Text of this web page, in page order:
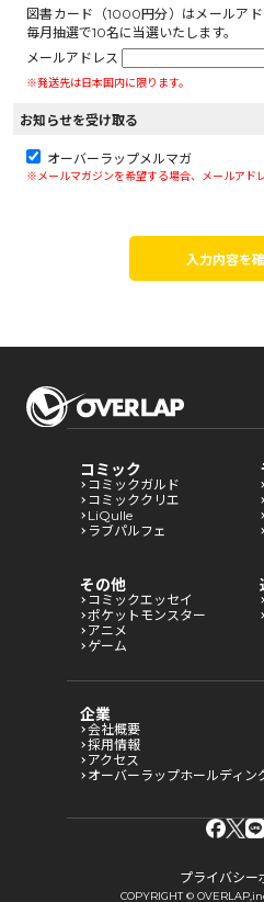
図書カード（1000円分）はメールア
毎月抽選で10名に当選いたします。
メールアドレス
※発送先は日本国内に限ります。
お知らせを受け取る
オーバーラップメルマガ
※メールマガジンを希望する場合、メールアド
入力内容を
コミック
コミックガルド
コミッククリエ
LiQulle
ラブパルフェ
その他
コミックエッセイ
ポケットモンスター
アニメ
ゲーム
企業
会社概要
採用情報
アクセス
オーバーラップホールディン
プライバシー
COPYRIGHT ©